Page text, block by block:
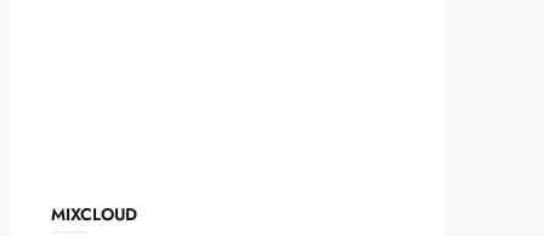
MIXCLOUD